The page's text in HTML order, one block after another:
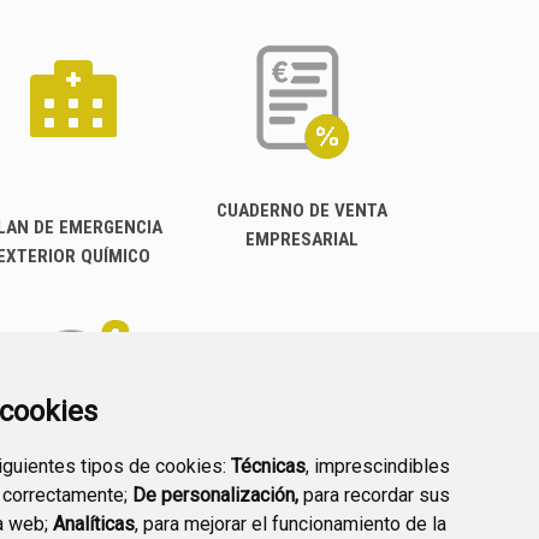
tipos de cookies: Técnicas, imprescindibles
De personalización, para recordar sus
web; Analíticas, para mejorar el funcionamiento de la
DE EMERGENCIA
QUÍMICO
CUADERNO DE VENTA
EMPRESARIAL
PREGUNTAS
FRECUENTES
PLAN DE ACCIÓN LOCAL
2030